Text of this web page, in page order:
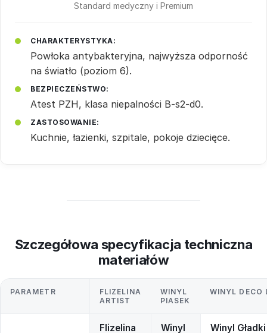
Standard medyczny i Premium
CHARAKTERYSTYKA:
Powłoka antybakteryjna, najwyższa odporność
na światło (poziom 6).
BEZPIECZEŃSTWO:
Atest PZH, klasa niepalności B-s2-d0.
ZASTOSOWANIE:
Kuchnie, łazienki, szpitale, pokoje dziecięce.
Szczegółowa specyfikacja techniczna
materiałów
PARAMETR
FLIZELINA
ARTIST
WINYL
PIASEK
WINYL DECO
Flizelina Winyl Winyl Gładki